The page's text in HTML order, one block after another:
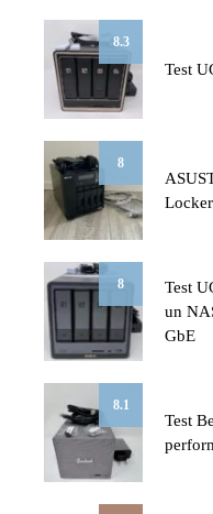
8.3
Test
8
8
Test
un
GbE
8.1
Test